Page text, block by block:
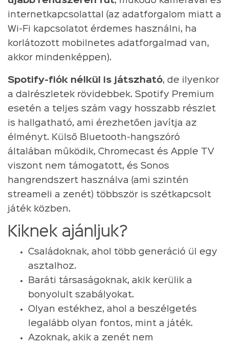
internetkapcsolattal (az adatforgalom miatt a
Wi-Fi kapcsolatot érdemes használni, ha
korlátozott mobilnetes adatforgalmad van,
akkor mindenképpen).
Spotify-fiók nélkül is játszható, de ilyenkor
a dalrészletek rövidebbek. Spotify Premium
esetén a teljes szám vagy hosszabb részlet
is hallgatható, ami érezhetően javítja az
élményt. Külső Bluetooth-hangszóró
általában működik, Chromecast és Apple TV
viszont nem támogatott, és Sonos
hangrendszert használva (ami szintén
streameli a zenét) többször is szétkapcsolt
játék közben.
Kiknek ajánljuk?
Családoknak, ahol több generáció ül egy
asztalhoz.
Baráti társaságoknak, akik kerülik a
bonyolult szabályokat.
Olyan estékhez, ahol a beszélgetés
legalább olyan fontos, mint a játék.
Azoknak, akik a zenét nem